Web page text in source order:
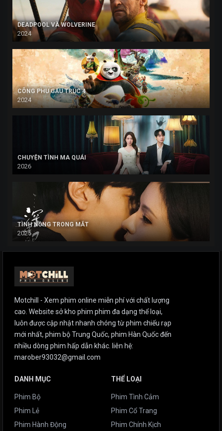
DEADPOOL VÀ WOLVERINE
2024
CÔNG PHU GẤU TRÚC 4
2024
CHUYỆN TÌNH MA QUÁI
2026
TÌNH NỒNG TRONG MẮT
2025
Motchill - Xem phim online miễn phí với chất lượng
cao. Website sở kho phim phim đa dạng thể loại,
luôn được cập nhật nhanh chóng từ phim chiếu rạp
mới nhất, phim bộ Trung Quốc, phim Hàn Quốc đến
nhiều dòng phim hấp dẫn khác. liên hệ:
marober93032@gmail.com
DANH MỤC
Phim Bộ
Phim Lẻ
Phim Hành Động
THỂ LOẠI
Phim Tình Cảm
Phim Cổ Trang
Phim Chính Kịch